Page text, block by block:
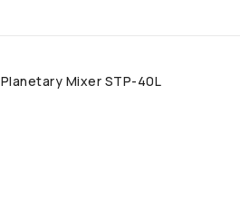
Planetary Mixer STP-40L